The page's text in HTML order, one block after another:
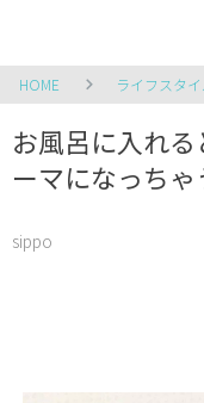
HOME ライフスタ
お風呂に入れ
ーマになっち
sippo